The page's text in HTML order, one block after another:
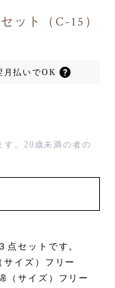
ット（C-15）
月払いでOK
す。20歳未満の者の
点セットです。
イズ）フリー
（サイズ）フリー